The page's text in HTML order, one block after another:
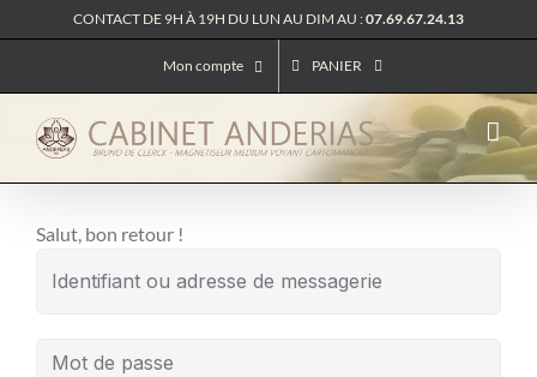
au
CONTACT DE 9H À 19H DU LUN AU DIM AU :07.69.67.24.13
Mon compte PANIER
Salut, bon retour !